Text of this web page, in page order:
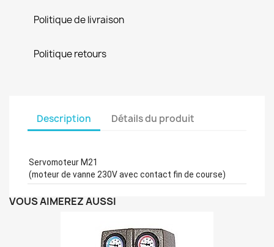
Politique de livraison
Politique retours
Description Détails du produit
Servomoteur M21
(moteur de vanne 230V avec contact fin de course)
VOUS AIMEREZ AUSSI